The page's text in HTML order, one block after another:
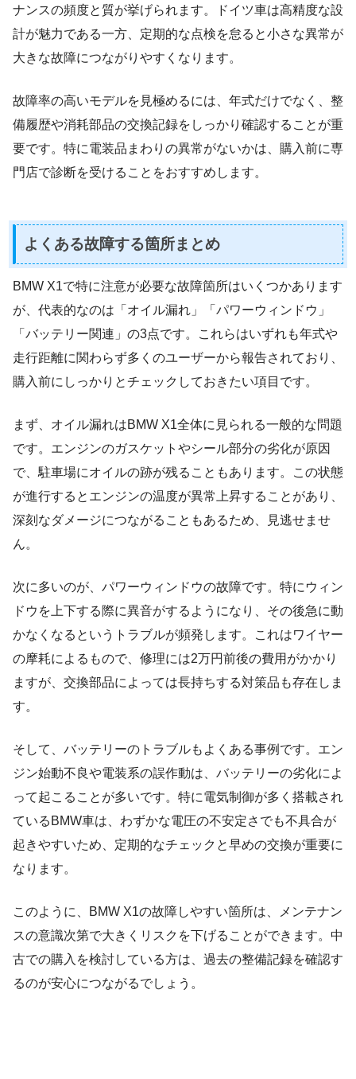
ナンスの頻度と質が挙げられます。ドイツ車は高精度な設
計が魅力である一方、定期的な点検を怠ると小さな異常が
大きな故障につながりやすくなります。
故障率の高いモデルを見極めるには、年式だけでなく、整
備履歴や消耗部品の交換記録をしっかり確認することが重
要です。特に電装品まわりの異常がないかは、購入前に専
門店で診断を受けることをおすすめします。
よくある故障する箇所まとめ
BMW X1で特に注意が必要な故障箇所はいくつかあります
が、代表的なのは「オイル漏れ」「パワーウィンドウ」
「バッテリー関連」の3点です。これらはいずれも年式や
走行距離に関わらず多くのユーザーから報告されており、
購入前にしっかりとチェックしておきたい項目です。
まず、オイル漏れはBMW X1全体に見られる一般的な問題
です。エンジンのガスケットやシール部分の劣化が原因
で、駐車場にオイルの跡が残ることもあります。この状態
が進行するとエンジンの温度が異常上昇することがあり、
深刻なダメージにつながることもあるため、見逃せませ
ん。
次に多いのが、パワーウィンドウの故障です。特にウィン
ドウを上下する際に異音がするようになり、その後急に動
かなくなるというトラブルが頻発します。これはワイヤー
の摩耗によるもので、修理には2万円前後の費用がかかり
ますが、交換部品によっては長持ちする対策品も存在しま
す。
そして、バッテリーのトラブルもよくある事例です。エン
ジン始動不良や電装系の誤作動は、バッテリーの劣化によ
って起こることが多いです。特に電気制御が多く搭載され
ているBMW車は、わずかな電圧の不安定さでも不具合が
起きやすいため、定期的なチェックと早めの交換が重要に
なります。
このように、BMW X1の故障しやすい箇所は、メンテナン
スの意識次第で大きくリスクを下げることができます。中
古での購入を検討している方は、過去の整備記録を確認す
るのが安心につながるでしょう。